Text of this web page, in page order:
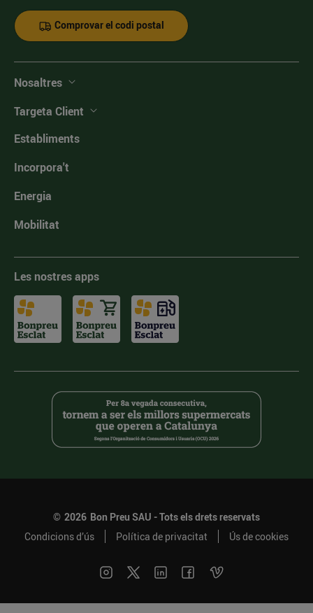
Comprovar el codi postal
Nosaltres
Targeta Client
Establiments
Incorpora't
Energia
Mobilitat
Les nostres apps
© 2026 Bon Preu SAU - Tots els drets reservats
Condicions d’ús
Política de privacitat Ús de cookies